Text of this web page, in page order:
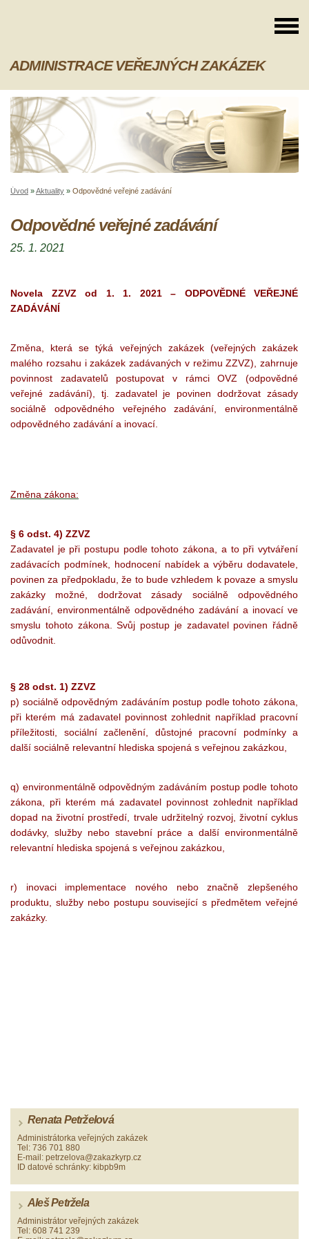
ADMINISTRACE VEŘEJNÝCH ZAKÁZEK
Úvod »Aktuality » Odpovědné veřejné zadávání
Odpovědné veřejné zadávání
25. 1. 2021
Novela ZZVZ od 1. 1. 2021 – ODPOVĚDNÉ VEŘEJNÉ
ZADÁVÁNÍ
Změna, která se týká veřejných zakázek (veřejných zakázek
malého rozsahu i zakázek zadávaných v režimu ZZVZ), zahrnuje
povinnost zadavatelů postupovat v rámci OVZ (odpovědné
veřejné zadávání), tj. zadavatel je povinen dodržovat zásady
sociálně odpovědného veřejného zadávání, environmentálně
odpovědného zadávání a inovací.
Změna zákona:
§ 6 odst. 4) ZZVZ
Zadavatel je při postupu podle tohoto zákona, a to při vytváření
zadávacích podmínek, hodnocení nabídek a výběru dodavatele,
povinen za předpokladu, že to bude vzhledem k povaze a smyslu
zakázky možné, dodržovat zásady sociálně odpovědného
zadávání, environmentálně odpovědného zadávání a inovací ve
smyslu tohoto zákona. Svůj postup je zadavatel povinen řádně
odůvodnit.
§ 28 odst. 1) ZZVZ
p) sociálně odpovědným zadáváním postup podle tohoto zákona,
při kterém má zadavatel povinnost zohlednit například pracovní
příležitosti, sociální začlenění, důstojné pracovní podmínky a
další sociálně relevantní hlediska spojená s veřejnou zakázkou,
q) environmentálně odpovědným zadáváním postup podle tohoto
zákona, při kterém má zadavatel povinnost zohlednit například
dopad na životní prostředí, trvale udržitelný rozvoj, životní cyklus
dodávky, služby nebo stavební práce a další environmentálně
relevantní hlediska spojená s veřejnou zakázkou,
r) inovaci implementace nového nebo značně zlepšeného
produktu, služby nebo postupu související s předmětem veřejné
zakázky.
Renata Petrželová
Administrátorka veřejných zakázek
Tel: 736 701 880
E-mail: petrzelova@zakazkyrp.cz
ID datové schránky: kibpb9m
Aleš Petržela
Administrátor veřejných zakázek
Tel: 608 741 239